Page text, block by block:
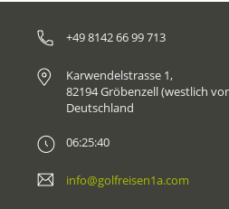
+49 8142 66 99 713
Karwendelstrasse 1,
82194 Gröbenzell (westlich
Deutschland
06:25:40
info@golfreisen1a.com